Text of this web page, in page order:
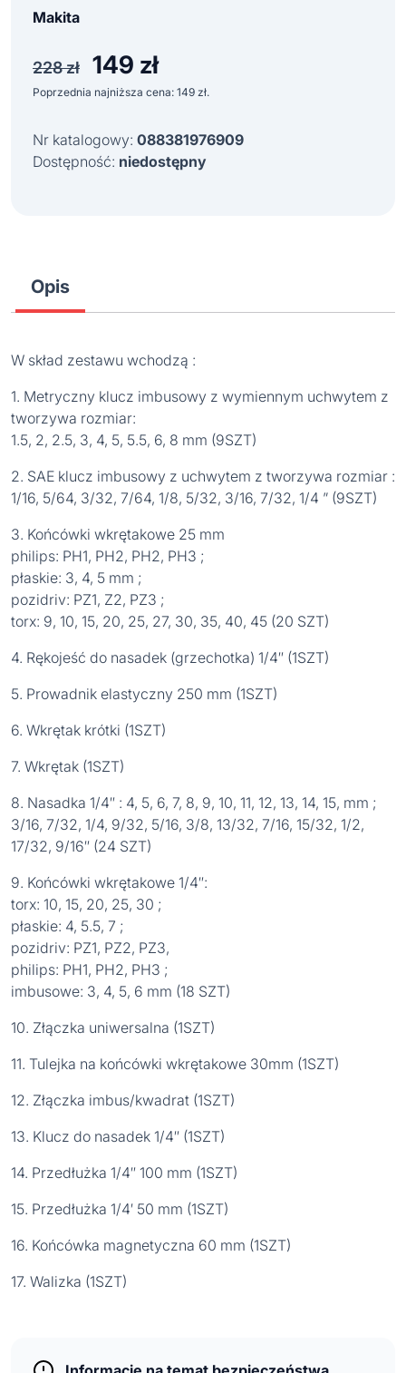
Makita
228zł
Pierwotna
wynosiła:
149 złAktualna
Poprzednia najniższa cena: 149 zł.
Nr katalogowy: 088381976909
Dostępność: niedostępny
Opis
W skład zestawu wchodzą :
1. Metryczny klucz imbusowy z wymiennym uchwytem z
tworzywa rozmiar:
1.5, 2, 2.5, 3, 4, 5, 5.5, 6, 8 mm (9SZT)
2. SAE klucz imbusowy z uchwytem z tworzywa rozmiar :
1/16, 5/64, 3/32, 7/64, 1/8, 5/32, 3/16, 7/32, 1/4 ” (9SZT)
3. Końcówki wkrętakowe 25 mm
philips: PH1, PH2, PH2, PH3 ;
płaskie: 3, 4, 5 mm ;
pozidriv: PZ1, Z2, PZ3 ;
torx: 9, 10, 15, 20, 25, 27, 30, 35, 40, 45 (20 SZT)
4. Rękojeść do nasadek (grzechotka) 1/4″ (1SZT)
5. Prowadnik elastyczny 250 mm (1SZT)
6. Wkrętak krótki (1SZT)
7. Wkrętak (1SZT)
8. Nasadka 1/4″ : 4, 5, 6, 7, 8, 9, 10, 11, 12, 13, 14, 15, mm ;
3/16, 7/32, 1/4, 9/32, 5/16, 3/8, 13/32, 7/16, 15/32, 1/2,
17/32, 9/16″ (24 SZT)
9. Końcówki wkrętakowe 1/4″:
torx: 10, 15, 20, 25, 30 ;
płaskie: 4, 5.5, 7 ;
pozidriv: PZ1, PZ2, PZ3,
philips: PH1, PH2, PH3 ;
imbusowe: 3, 4, 5, 6 mm (18 SZT)
10. Złączka uniwersalna (1SZT)
11. Tulejka na końcówki wkrętakowe 30mm (1SZT)
12. Złączka imbus/kwadrat (1SZT)
13. Klucz do nasadek 1/4″ (1SZT)
14. Przedłużka 1/4″ 100 mm (1SZT)
15. Przedłużka 1/4′ 50 mm (1SZT)
16. Końcówka magnetyczna 60 mm (1SZT)
17. Walizka (1SZT)